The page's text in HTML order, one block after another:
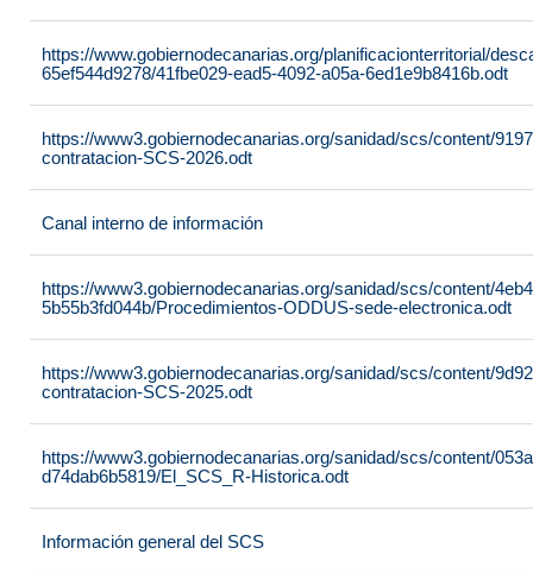
https://www.gobiernodecanarias.org/planificacionterritorial/
65ef544d9278/41fbe029-ead5-4092-a05a-6ed1e9b8416b.odt
https://www3.gobiernodecanarias.org/sanidad/scs/content/
contratacion-SCS-2026.odt
Canal interno de información
https://www3.gobiernodecanarias.org/sanidad/scs/content/
5b55b3fd044b/Procedimientos-ODDUS-sede-electronica.odt
https://www3.gobiernodecanarias.org/sanidad/scs/content/
contratacion-SCS-2025.odt
https://www3.gobiernodecanarias.org/sanidad/scs/content/
d74dab6b5819/El_SCS_R-Historica.odt
Información general del SCS